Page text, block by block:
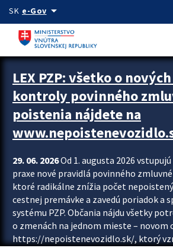
Preskocit na hlavný obsah
SK e-Govarrow_drop_down
Zastavit automatický posun upútavok
LEX PZP: všetko o
kontroly povinného
poistenia nájdete na
29. 06. 2026Od 1. augusta 2026
praxe nové pravidlá povinného
ktoré radikálne znížia počet
cestnej premávke a zavedú poriadok a
systému PZP. Občania nájdu všetky
o zmenách na jednom mieste –
https://nepoistenevozidlo.sk/, ktorý